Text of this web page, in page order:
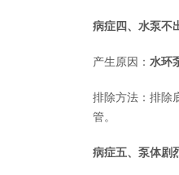
病症四、水泵不
产生原因： 水环
排除方法：排除
管。
病症五、泵体剧